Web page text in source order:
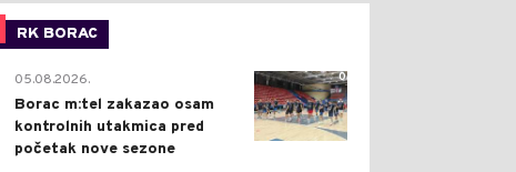
RK BORAC
0
05.08.2026.
Borac m:tel zakazao osam
kontrolnih utakmica pred
početak nove sezone